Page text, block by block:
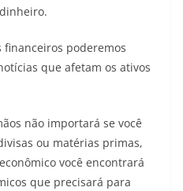
financeiros poderemos
que afetam os ativos
não importará se você
ou matérias primas,
você encontrará
que precisará para